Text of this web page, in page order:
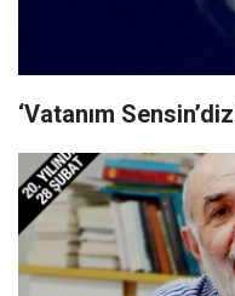
‘Vatanım